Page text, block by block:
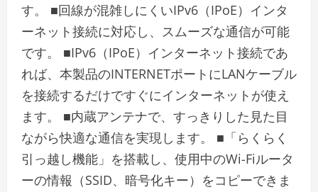
す。 ■回線が混雑しにくいIPv6（IPoE）インタ
ーネット接続に対応し、スムーズな通信が可能
です。 ■IPv6（IPoE）インターネット接続であ
れば、本製品のINTERNETポートにLANケーブル
を接続するだけですぐにインターネットが使え
ます。 ■内蔵アンテナで、すっきりした見た目
ながら快適な通信を実現します。 ■「らくらく
引っ越し機能」を搭載し、使用中のWi-Fiルータ
ーの情報（SSID、暗号化キー）をコピーできま